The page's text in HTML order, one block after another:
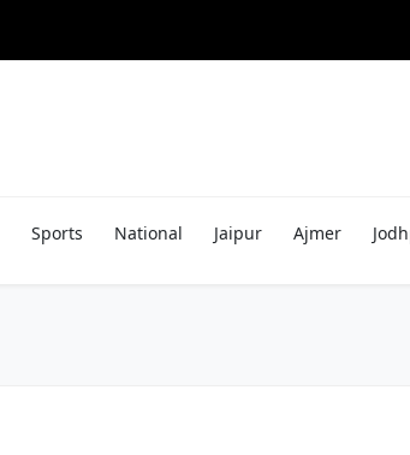
Sports National Jaipur Ajmer